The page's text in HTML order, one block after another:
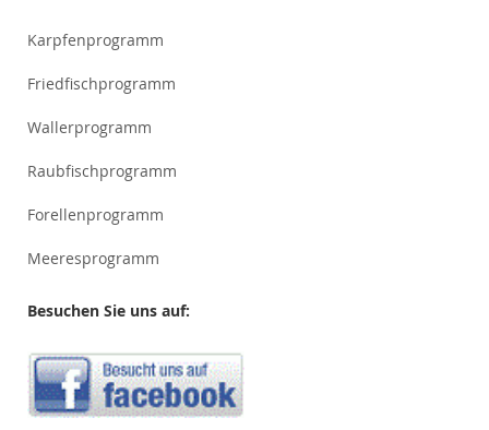
Karpfenprogramm
Friedfischprogramm
Wallerprogramm
Raubfischprogramm
Forellenprogramm
Meeresprogramm
Besuchen Sie uns auf: